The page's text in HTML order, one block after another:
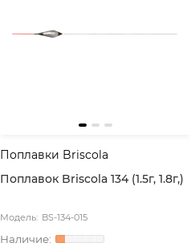
Поплавки Briscola
Поплавок Briscola 134 (1.5г, 1.8г,)
BS-134-015